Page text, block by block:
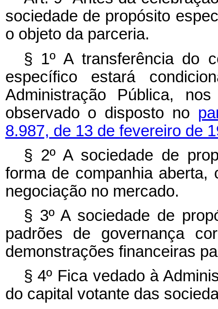
sociedade de propósito
o objeto da parceria.
§ 1º A transferência do
específico estará
Administração Pública,
observado o disposto no
8.987, de 13 de fevereiro de
§ 2º A sociedade de
forma de companhia aberta,
negociação no mercado.
§ 3º A sociedade de
padrões de governança
demonstrações financeiras
§ 4º Fica vedado à
do capital votante das